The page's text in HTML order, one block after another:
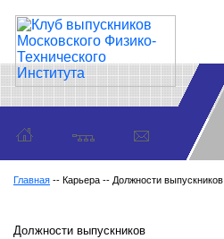
Главная -- Карьера -- Должности выпускников
Должности выпускников